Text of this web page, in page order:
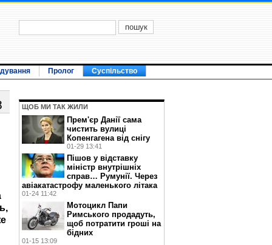
Пролог Суспільство
ЩОБ МИ ТАК ЖИЛИ
Прем'єр Данії сама
чистить вулиці
Копенгагена від снігу
01-29 13:41
Пішов у відставку
міністр внутрішніх
справ… Румунії. Через
авіакатастрофу маленького літака
01-24 11:42
Мотоцикл Папи
Римського продадуть,
щоб потратити гроші на
бідних
01-15 13:09